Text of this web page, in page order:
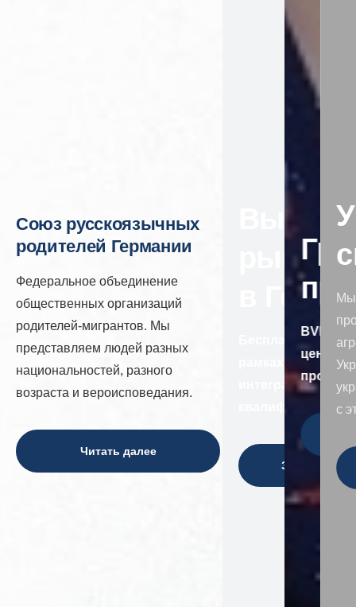
Союз русскоязычных
родителей Германии
Федеральное объединение
общественных организаций
родителей-мигрантов. Мы
представляем людей разных
национальностей, разного
возраста и вероисповедания.
Читать далее
Выход
рынок
в
Бесплатные
рамках
интеграция через
BVRE
центр
Мы
с